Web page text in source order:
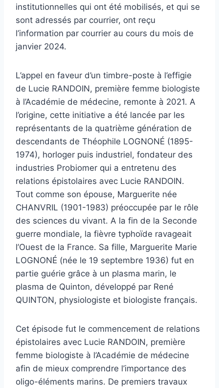
institutionnelles qui ont été mobilisés, et qui se
sont adressés par courrier, ont reçu
l’information par courrier au cours du mois de
janvier 2024.
L’appel en faveur d’un timbre-poste à l’effigie
de Lucie RANDOIN, première femme biologiste
à l’Académie de médecine, remonte à 2021. A
l’origine, cette initiative a été lancée par les
représentants de la quatrième génération de
descendants de Théophile LOGNONÉ (1895-
1974), horloger puis industriel, fondateur des
industries Probiomer qui a entretenu des
relations épistolaires avec Lucie RANDOIN.
Tout comme son épouse, Marguerite née
CHANVRIL (1901-1983) préoccupée par le rôle
des sciences du vivant. A la fin de la Seconde
guerre mondiale, la fièvre typhoïde ravageait
l’Ouest de la France. Sa fille, Marguerite Marie
LOGNONÉ (née le 19 septembre 1936) fut en
partie guérie grâce à un plasma marin, le
plasma de Quinton, développé par René
QUINTON, physiologiste et biologiste français.
Cet épisode fut le commencement de relations
épistolaires avec Lucie RANDOIN, première
femme biologiste à l’Académie de médecine
afin de mieux comprendre l’importance des
oligo-éléments marins. De premiers travaux